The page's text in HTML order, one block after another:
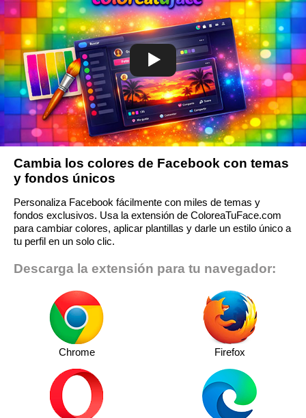
Cambia los colores de Facebook con temas
y fondos únicos
Personaliza Facebook fácilmente con miles de temas y
fondos exclusivos. Usa la extensión de ColoreaTuFace.com
para cambiar colores, aplicar plantillas y darle un estilo único a
tu perfil en un solo clic.
Descarga la extensión para tu navegador:
Chrome Firefox